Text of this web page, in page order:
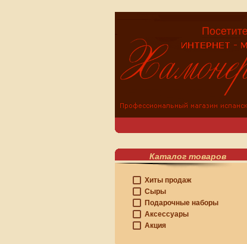
Каталог товаров
Хиты продаж
Сыры
Подарочные наборы
Аксессуары
Акция